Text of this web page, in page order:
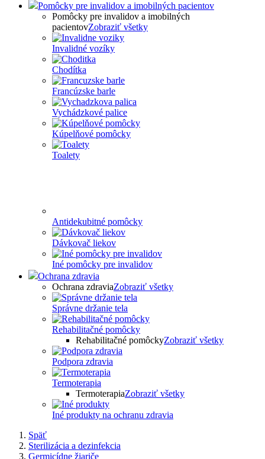
Pomôcky pre invalidov a imobilných pacientov
Pomôcky pre invalidov a imobilných
pacientovZobraziť všetky
Invalidné vozíky
Chodítka
Francúzske barle
Vychádzkové palice
Kúpelňové pomôcky
Toalety
Antidekubitné pomôcky
Dávkovač liekov
Iné pomôcky pre invalidov
Ochrana zdravia
Ochrana zdraviaZobraziť všetky
Správne držanie tela
Rehabilitačné pomôcky
Rehabilitačné pomôckyZobraziť všetky
Podpora zdravia
Termoterapia
TermoterapiaZobraziť všetky
Iné produkty na ochranu zdravia
Späť
Sterilizácia a dezinfekcia
Germicídne žiariče